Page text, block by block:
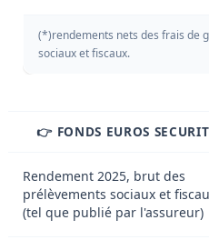
(*)rendements nets des frais de
sociaux et fiscaux.
👉 FONDS EUROS
Rendement 2025, brut des
prélèvements sociaux et
(tel que publié par l'assureur)